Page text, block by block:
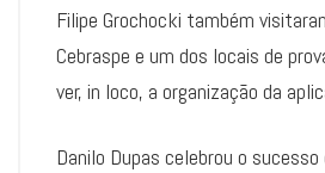
Filipe Grochocki também
Cebraspe e um dos locais de
ver, in loco, a organização da
Danilo Dupas celebrou o